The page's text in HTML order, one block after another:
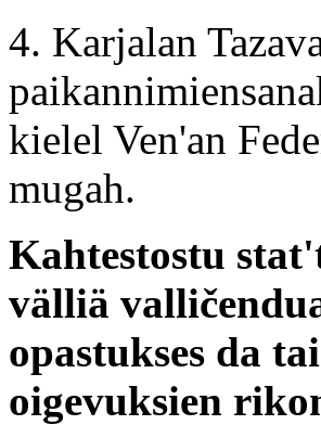
4. Karjalan
kielel Ven'an
mugah.
Kahtestostu
välliä
opastukses da
oigevuksien